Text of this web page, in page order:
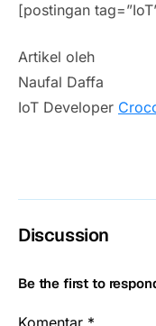
[postingan
Artikel oleh
Naufal Daffa
IoT Developer
Discussion
Be the first to